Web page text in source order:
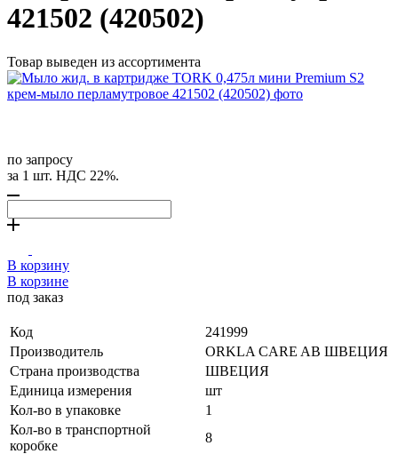
421502 (420502)
Товар выведен из ассортимента
по запросу
за 1 шт. НДС 22%.
В корзину
В корзине
под заказ
Код
241999
Производитель
ORKLA CARE AB ШВЕЦИЯ
Страна производства
ШВЕЦИЯ
Единица измерения
шт
Кол-во в упаковке
1
Кол-во в транспортной
коробке
8